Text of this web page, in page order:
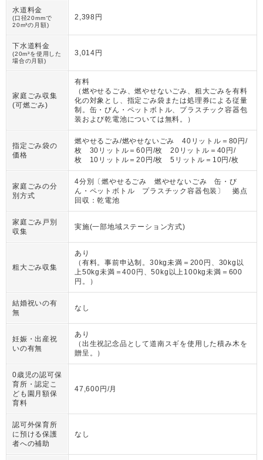
水道料金
(口径20mmで
20m³の月額)
2,398円
下水道料金
(20m³を使用した
場合の月額)
3,014円
家庭ごみ収集
(可燃ごみ)
有料
（ 燃やせるごみ、燃やせないごみ、粗大ごみを有料
化の対象とし、指定ごみ袋または処理券による従量
制。缶・びん・ペットボトル、プラスチック容器包
装および乾電池については無料。
）
指定ごみ袋の
価格
燃やせるごみ/燃やせないごみ 40リットル＝80円/
枚 30リットル＝60円/枚 20リットル＝40円/
枚 10リットル＝20円/枚 5リットル＝10円/枚
家庭ごみの分
別方式
4分別〔燃やせるごみ 燃やせないごみ 缶・び
ん・ペットボトル プラスチック容器包装〕 拠点
回収：乾電池
家庭ごみ戸別
収集
実施(一部地域ステーション方式)
粗大ごみ収集
あり
（ 有料。事前申込制。30kg未満＝200円、30kg以
上50kg未満＝400円、50kg以上100kg未満＝600
円。
）
結婚祝いの有
無
なし
妊娠・出産祝
いの有無
あり
（ 出生祝記念品として道南スギを使用した積み木を
贈呈。
）
0歳児の認可保
育所・認定こ
ども園月額保
育料
47,600円/月
認可外保育所
に預ける保護
者への補助
なし